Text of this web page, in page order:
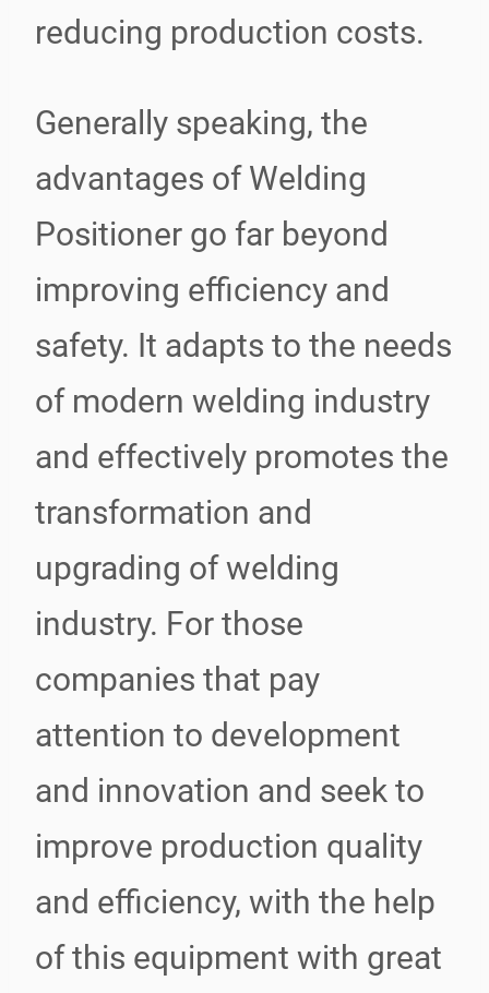
reducing production costs.
Generally speaking, the
advantages of Welding
Positioner go far beyond
improving efficiency and
safety. It adapts to the needs
of modern welding industry
and effectively promotes the
transformation and
upgrading of welding
industry. For those
companies that pay
attention to development
and innovation and seek to
improve production quality
and efficiency, with the help
of this equipment with great